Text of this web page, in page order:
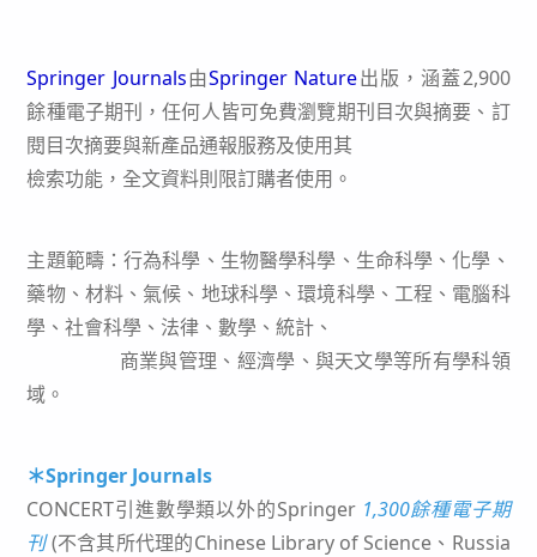
Springer Journals由Springer Nature出版，涵蓋2,900
餘種電子期刊，任何人皆可免費瀏覽期刊目次與摘要、訂
閱目次摘要與新產品通報服務及使用其
檢索功能，全文資料則限訂購者使用。
主題範疇：行為科學、生物醫學科學、生命科學、化學、
藥物、材料、氣候、地球科學、環境科學、工程、電腦科
學、社會科學、法律、數學、統計、
商業與管理、經濟學、與天文學等所有學科領
域。
＊Springer Journals
CONCERT引進數學類以外的Springer 1,300餘種電子期
刊(不含其所代理的Chinese Library of Science、Russia